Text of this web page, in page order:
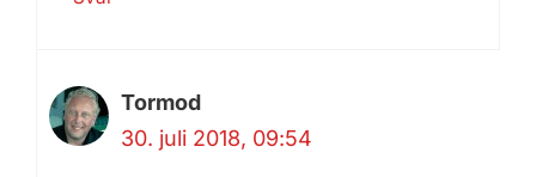
Tormod
30. juli 2018, 09:54